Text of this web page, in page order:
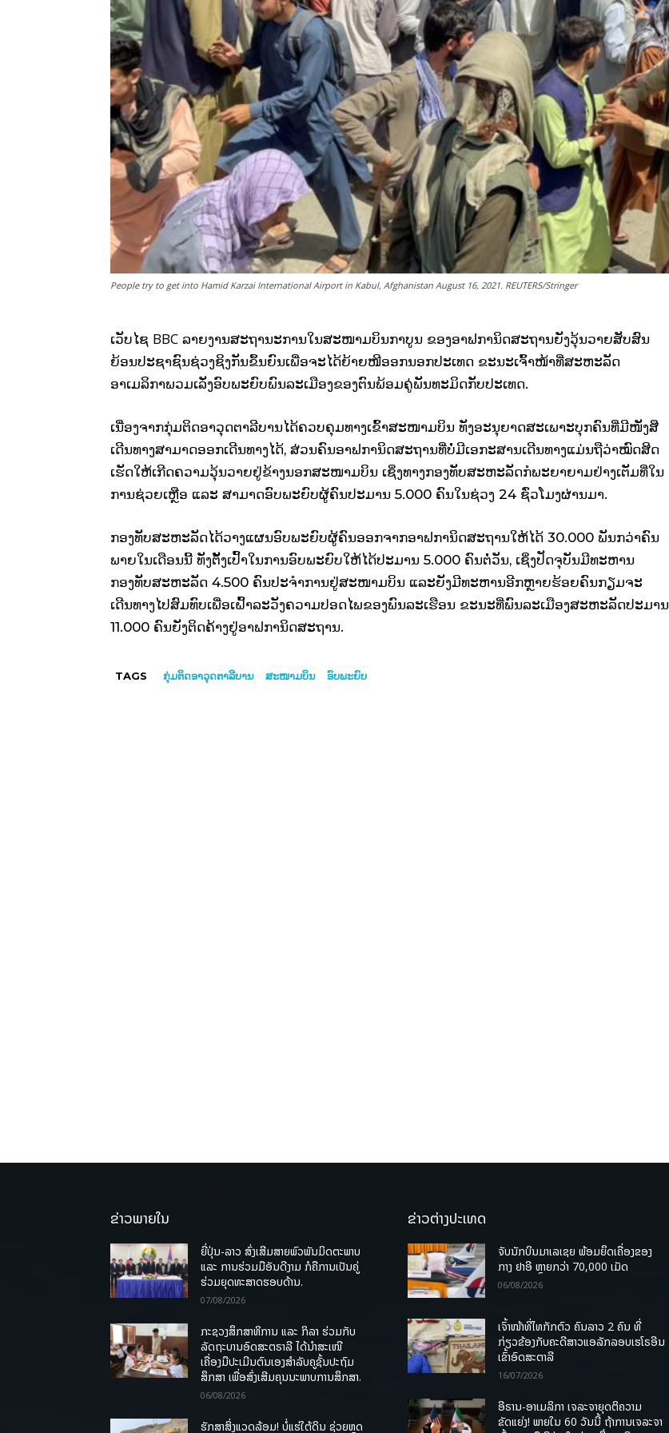
People try to get into Hamid Karzai International Airport in Kabul, Afghanistan August 16, 2021. REUTERS/Stringer
ເວັບໄຊ BBC ລາຍງານສະຖານະການໃນສະໜາມບິນກາບູນ ຂອງອາຟການິດສະຖານຍັງວຸ້ນວາຍສັບສົນ
ຍ້ອນປະຊາຊົນຊ່ວງຊິງກັນຂຶ້ນຍົນເພື່ອຈະໄດ້ຍ້າຍໜີອອກນອກປະເທດ ຂະນະເຈົ້າໜ້າທີ່ສະຫະລັດ
ອາເມລິກາພວມເລັ່ງອົບພະຍົບພົນລະເມືອງຂອງຕົນພ້ອມຄູ່ພັນທະມິດກັບປະເທດ.
ເນື່ອງຈາກກຸ່ມຕິດອາວຸດຕາລີບານໄດ້ຄວບຄຸມທາງເຂົ້າສະໜາມບິນ ທັງອະນຸຍາດສະເພາະບຸກຄົນທີ່ມີໜັງສື
ເດີນທາງສາມາດອອກເດີນທາງໄດ້, ສ່ວນຄົນອາຟການິດສະຖານທີ່ບໍ່ມີເອກະສານເດີນທາງແມ່ນຖືວ່າໝົດສິດ
ເຮັດໃຫ້ເກີດຄວາມວຸ້ນວາຍຢູ່ຂ້າງນອກສະໜາມບິນ ເຊິ່ງທາງກອງທັບສະຫະລັດກໍພະຍາຍາມຢ່າງເຕັມທີ່ໃນ
ການຊ່ວຍເຫຼືອ ແລະ ສາມາດອົບພະຍົບຜູ້ຄົນປະມານ 5.000 ຄົນໃນຊ່ວງ 24 ຊົ່ວໂມງຜ່ານມາ.
ກອງທັບສະຫະລັດໄດ້ວາງແຜນອົບພະຍົບຜູ້ຄົນອອກຈາກອາຟການິດສະຖານໃຫ້ໄດ້ 30.000 ພັນກວ່າຄົນ
ພາຍໃນເດືອນນີ້ ທັງຕັ້ງເປົ້າໃນການອົບພະຍົບໃຫ້ໄດ້ປະມານ 5.000 ຄົນຕໍ່ວັນ, ເຊິ່ງປັດຈຸບັນມີທະຫານ
ກອງທັບສະຫະລັດ 4.500 ຄົນປະຈຳການຢູ່ສະໜາມບິນ ແລະຍັງມີທະຫານອີກຫຼາຍຮ້ອຍຄົນກຽມຈະ
ເດີນທາງໄປສົມທົບເພື່ອເຝົ້າລະວັງຄວາມປອດໄພຂອງພົນລະເຮືອນ ຂະນະທີ່ພົນລະເມືອງສະຫະລັດປະມານ
11.000 ຄົນຍັງຕິດຄ້າງຢູ່ອາຟການິດສະຖານ.
TAGS ກຸ່ມຕິດອາວຸດຕາລີບານ ສະໜາມບິນ ອົບພະຍົບ
ຂ່າວພາຍໃນ
ຍີ່ປຸ່ນ-ລາວ ສົ່ງເສີມສາຍພົວພັນມິດຕະພາບ
ແລະ ການຮ່ວມມືອັນດີງາມ ກໍຄືການເປັນຄູ່
ຮ່ວມຍຸດທະສາດຮອບດ້ານ.
07/08/2026
ກະຊວງສຶກສາທິການ ແລະ ກິລາ ຮ່ວມກັບ
ລັດຖະບານອົດສະຕຣາລີ ໄດ້ນຳສະເໜີ
ເຄື່ອງມືປະເມີນຕົນເອງສຳລັບຄູຊັ້ນປະຖົມ
ສຶກສາ ເພື່ອສົ່ງເສີມຄຸນນະພາບການສຶກສາ.
06/08/2026
ຮັກສາສິ່ງແວດລ້ອມ! ບໍ່ແຮ່ໃຕ້ດິນ ຊ່ວຍຫຼຸດ
ຂ່າວຕ່າງປະເທດ
ຈັບນັກບິນມາເລເຊຍ ພ້ອມຍຶດເຄື່ອງຂອງ
ກາງ ຢາອີ ຫຼາຍກວ່າ 70,000 ເມັດ
06/08/2026
ເຈົ້າໜ້າທີ່ໄທກັກຕົວ ຄົນລາວ 2 ຄົນ ທີ່
ກ່ຽວຂ້ອງກັບຄະດີສາວແອລັກລອບເຮໂຣອີນ
ເຂົ້າອົດສະຕາລີ
16/07/2026
ອີຣານ-ອາເມລິກາ ເຈລະຈາຍຸດຕິຄວາມ
ຂັດແຍ່ງ! ພາຍໃນ 60 ວັນນີ້ ຖ້າການເຈລະຈາ